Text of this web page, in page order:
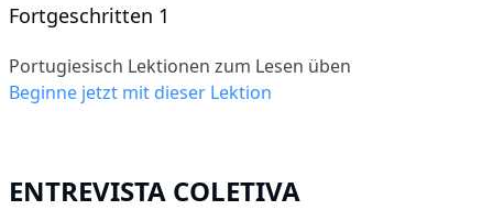
Fortgeschritten 1
Portugiesisch Lektionen zum Lesen üben
Beginne jetzt mit dieser Lektion
ENTREVISTA COLETIVA